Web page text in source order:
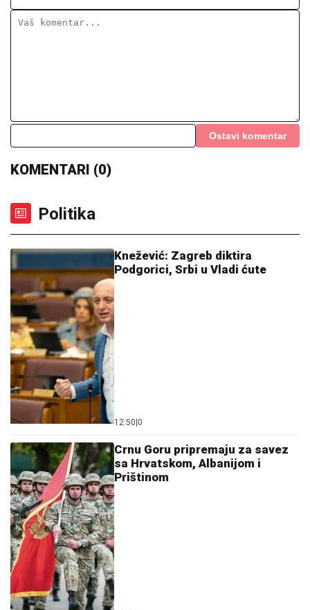
Ostavi komentar
KOMENTARI (0)
Politika
Knežević: Zagreb diktira
Podgorici, Srbi u Vladi ćute
12:50|0
Crnu Goru pripremaju za savez
sa Hrvatskom, Albanijom i
Prištinom